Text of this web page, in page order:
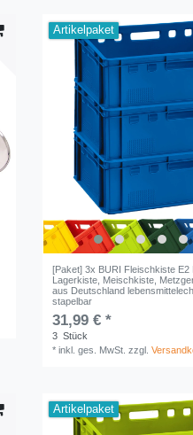
Artikelpaket
[Paket] 3x BURI Fleischkiste E2
Lagerkiste, Meischkiste,
aus Deutschland
stapelbar
31,99 € *
3 Stück
*inkl. ges. MwSt. zzgl.
Artikelpaket